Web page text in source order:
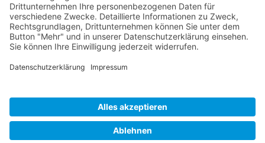
Im Brauke 11c
57392 Schmallenberg
info@at-boretec.de
Tel.: +49 2972 978448-0